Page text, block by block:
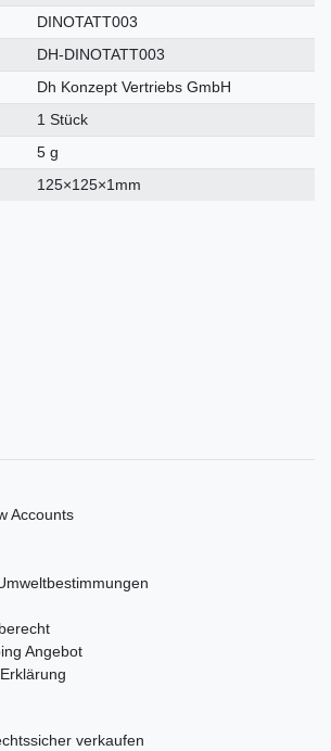
DINOTATT003
DH-DINOTATT003
Dh Konzept Vertriebs GmbH
1 Stück
5 g
125×125×1mm
Accounts
Angebot
verkaufen